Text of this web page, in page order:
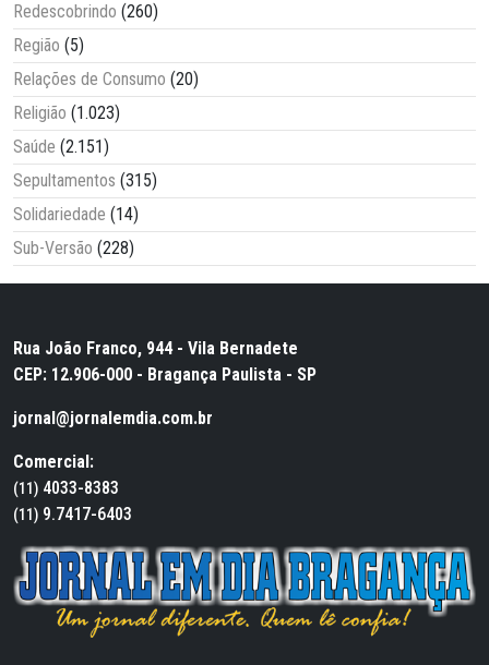
Redescobrindo (260)
Região (5)
Relações de Consumo (20)
Religião (1.023)
Saúde (2.151)
Sepultamentos (315)
Solidariedade (14)
Sub-Versão (228)
Rua João Franco, 944 - Vila Bernadete
CEP: 12.906-000 - Bragança Paulista - SP
jornal@jornalemdia.com.br
Comercial:
(11) 4033-8383
(11) 9.7417-6403